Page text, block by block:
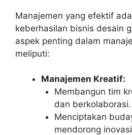
Manajemen yang efektif
keberhasilan bisnis desain
aspek penting dalam
meliputi:
Manajemen Kreatif:
Membangun tim
dan berkolaborasi.
Menciptakan
mendorong